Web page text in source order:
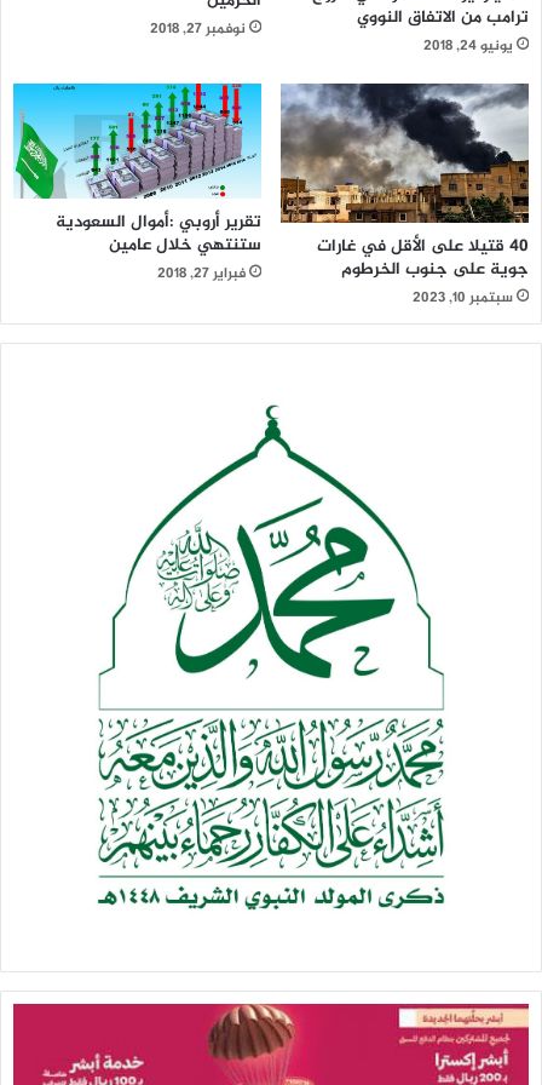
ترامب من الاتفاق النووي
يونيو 24, 2018
نوفمبر 27, 2018
40 قتيلا على الأقل في غارات
جوية على جنوب الخرطوم
سبتمبر 10, 2023
تقرير أروبي :أموال السعودية
ستنتهي خلال عامين
فبراير 27, 2018